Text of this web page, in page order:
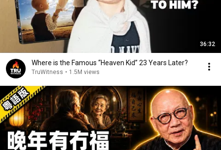
36:32
Where is the Famous “Heaven Kid” 23 Years Later?
TruWitness • 1.5M views